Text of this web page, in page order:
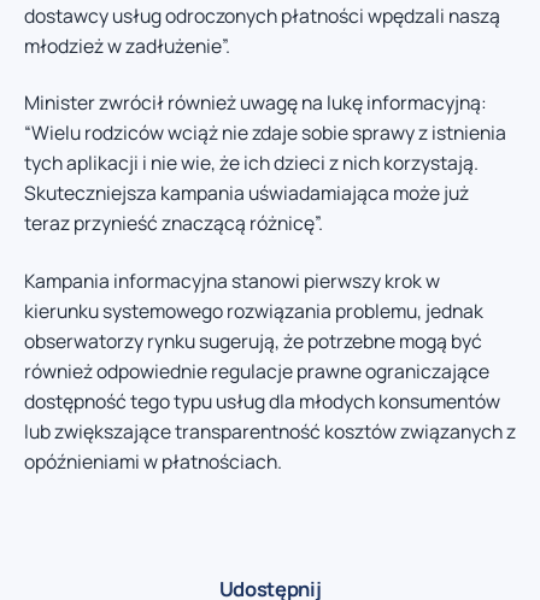
dostawcy usług odroczonych płatności wpędzali naszą
młodzież w zadłużenie”.
Minister zwrócił również uwagę na lukę informacyjną:
“Wielu rodziców wciąż nie zdaje sobie sprawy z istnienia
tych aplikacji i nie wie, że ich dzieci z nich korzystają.
Skuteczniejsza kampania uświadamiająca może już
teraz przynieść znaczącą różnicę”.
Kampania informacyjna stanowi pierwszy krok w
kierunku systemowego rozwiązania problemu, jednak
obserwatorzy rynku sugerują, że potrzebne mogą być
również odpowiednie regulacje prawne ograniczające
dostępność tego typu usług dla młodych konsumentów
lub zwiększające transparentność kosztów związanych z
opóźnieniami w płatnościach.
Udostępnij